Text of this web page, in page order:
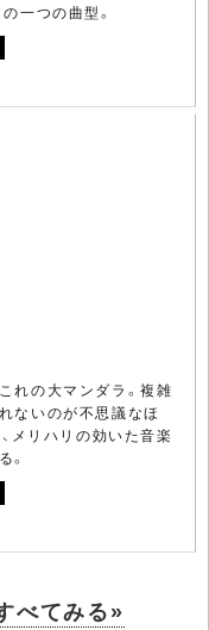
一つの曲型。
れの大マンダラ。複雑
ないのが不思議なほ
メリハリの効いた音楽
。
べてみる»